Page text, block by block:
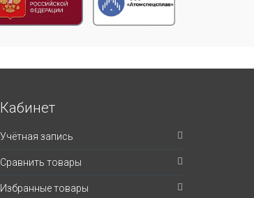
Кабинет
Учётная запись
Сравнить товары
Избранные товары